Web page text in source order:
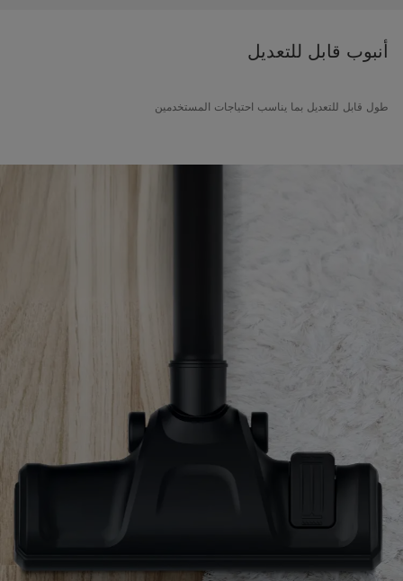
أنبوب قابل للتعديل
طول قابل للتعديل بما يناسب احتياجات المستخدمين